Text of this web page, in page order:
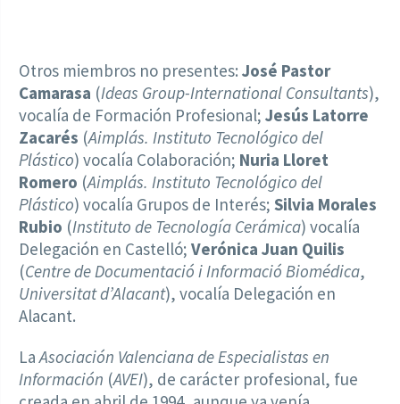
Otros miembros no presentes: José Pastor
Camarasa (Ideas Group-International Consultants),
vocalía de Formación Profesional; Jesús Latorre
Zacarés (Aimplás. Instituto Tecnológico del
Plástico) vocalía Colaboración; Nuria Lloret
Romero (Aimplás. Instituto Tecnológico del
Plástico) vocalía Grupos de Interés; Silvia Morales
Rubio (Instituto de Tecnología Cerámica) vocalía
Delegación en Castelló; Verónica Juan Quilis
(Centre de Documentació i Informació Biomédica,
Universitat d’Alacant), vocalía Delegación en
Alacant.
LaAsociación Valenciana de Especialistas en
Información (AVEI), de carácter profesional, fue